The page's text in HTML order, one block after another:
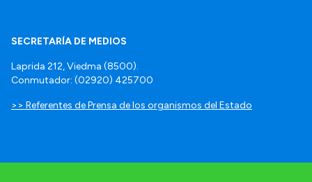
SECRETARÍA DE MEDIOS
Laprida 212, Viedma (8500).
Conmutador: (02920) 425700
>> Referentes de Prensa de los organismos del Estado